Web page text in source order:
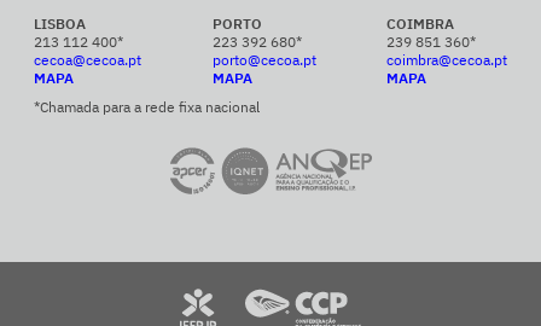
LISBOA
213 112 400*
cecoa@cecoa.pt
MAPA
PORTO
223 392 680*
porto@cecoa.pt
MAPA
COIMBRA
239 851 360*
coimbra@cecoa.pt
MAPA
*Chamada para a rede fixa nacional